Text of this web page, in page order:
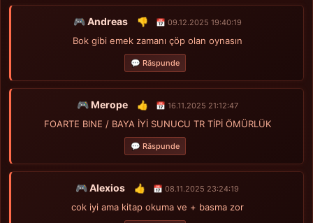
🎮 Andreas 👎 📅 09.12.2025 19:40:19
Bok gibi emek zamanı çöp olan oynasın
💬 Răspunde
🎮 Merope 👍 📅 16.11.2025 21:12:47
FOARTE BINE / BAYA İYİ SUNUCU TR TİPİ ÖMÜRLÜK
💬 Răspunde
🎮 Alexios 👍 📅 08.11.2025 23:24:19
cok iyi ama kitap okuma ve + basma zor